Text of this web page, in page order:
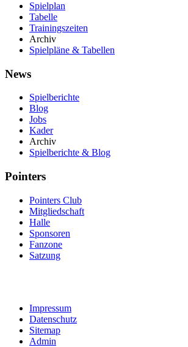
Spielplan
Tabelle
Trainingszeiten
Archiv
Spielpläne & Tabellen
News
Spielberichte
Blog
Jobs
Kader
Archiv
Spielberichte & Blog
Pointers
Pointers Club
Mitgliedschaft
Halle
Sponsoren
Fanzone
Satzung
Impressum
Datenschutz
Sitemap
Admin